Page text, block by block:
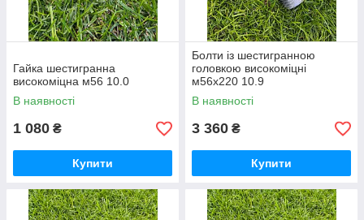
Гайка шестигранна
високоміцна м56 10.0
В наявності
1 080 ₴
Купити
Болти із шестигранною
головкою високоміцні
м56х220 10.9
В наявності
3 360 ₴
Купити